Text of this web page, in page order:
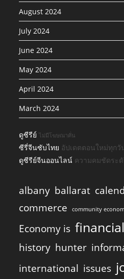
August 2024
July 2024
June 2024
May 2024
April 2024
March 2024
ดูซีรีย์ ไม่มีโฆษณาคั่น
ซีรี่จีนซับไทย อัปเดตตอนใหม่ทุกวั
ดูซีรีย์จีนออนไลน์ ความคมชัดระ
albany ballarat
commerce
community
Economy is financial
history hunter
international issues